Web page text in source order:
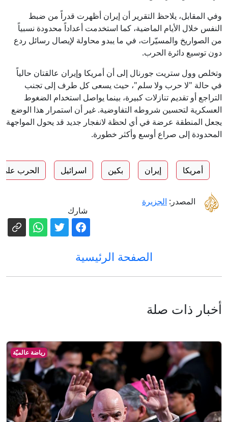
وفي المقابل، يلاحظ التقرير أن إيران أظهرت قدراً من ضبط
النفس خلال الأيام الماضية، كما استخدمت أعداداً محدودة نسبياً
من الصواريخ والمسيّرات، في ما يبدو محاولة لإيصال رسائل ردع
دون توسيع دائرة الحرب.
وتخلص وول ستريت جورنال إلى أن أمريكا وإيران عالقتان حالياً
في حالة "لا حرب ولا سلم"، حيث يسعى كل طرف إلى تجنب
التراجع أو تقديم تنازلات كبيرة، بينما يواصل استخدام الضغوط
العسكرية لتحسين شروطه التفاوضية. غير أن استمرار هذا الوضع
يجعل المنطقة عرضة في أي لحظة لانفجار جديد قد يحول المواجهة
المحدودة إلى صراع أوسع وأكثر خطورة.
أمريكا إيران بكين اسرائيل الحرب على
المصدر: الجزيرة
شارك
الصفحة الرئيسية
أخبار ذات صلة
رياضة عالميّة